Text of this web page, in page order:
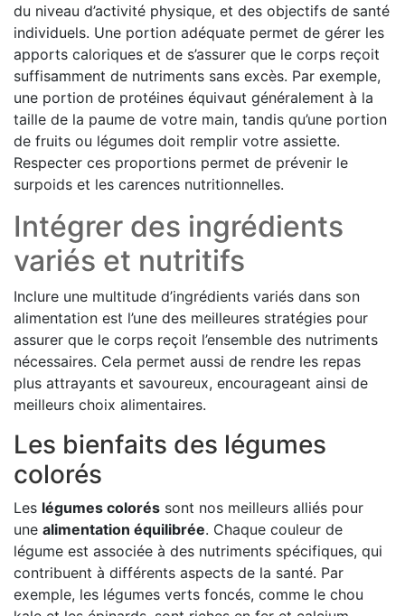
du niveau d’activité physique, et des objectifs de santé
individuels. Une portion adéquate permet de gérer les
apports caloriques et de s’assurer que le corps reçoit
suffisamment de nutriments sans excès. Par exemple,
une portion de protéines équivaut généralement à la
taille de la paume de votre main, tandis qu’une portion
de fruits ou légumes doit remplir votre assiette.
Respecter ces proportions permet de prévenir le
surpoids et les carences nutritionnelles.
Intégrer des ingrédients
variés et nutritifs
Inclure une multitude d’ingrédients variés dans son
alimentation est l’une des meilleures stratégies pour
assurer que le corps reçoit l’ensemble des nutriments
nécessaires. Cela permet aussi de rendre les repas
plus attrayants et savoureux, encourageant ainsi de
meilleurs choix alimentaires.
Les bienfaits des légumes
colorés
Les légumes colorés sont nos meilleurs alliés pour
une alimentation équilibrée. Chaque couleur de
légume est associée à des nutriments spécifiques, qui
contribuent à différents aspects de la santé. Par
exemple, les légumes verts foncés, comme le chou